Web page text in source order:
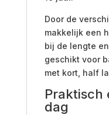
Door de
makkelijk een
bij de lengte
geschikt voor
met kort, half
Praktisch
dag